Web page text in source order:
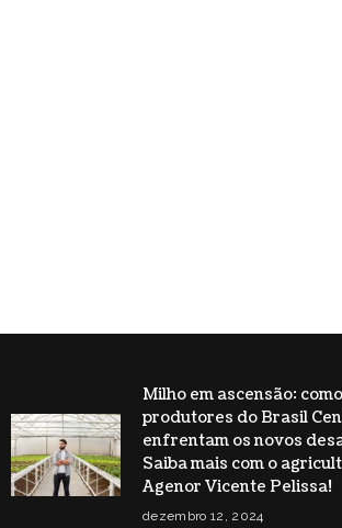
Milho em ascensão: como
produtores do Brasil
enfrentam os novos
Saiba mais com o
Agenor Vicente Pelissa!
dezembro 12, 2024